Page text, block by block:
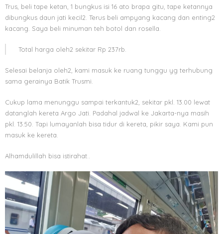
Trus, beli tape ketan, 1 bungkus isi 16 ato brapa gitu, tape ketannya
dibungkus daun jati kecil2. Terus beli ampyang kacang dan enting2
kacang. Saya beli minuman teh botol dan rosella.
Total harga oleh2 sekitar Rp 237rb.
Selesai belanja oleh2, kami masuk ke ruang tunggu yg terhubung
sama gerainya Batik Trusmi.
Cukup lama menunggu sampai terkantuk2, sekitar pkl. 13.00 lewat
datanglah kereta Argo Jati. Padahal jadwal ke Jakarta-nya masih
pkl. 13.50. Tapi lumayanlah bisa tidur di kereta, pikir saya. Kami pun
masuk ke kereta.
Alhamdulillah bisa istirahat..